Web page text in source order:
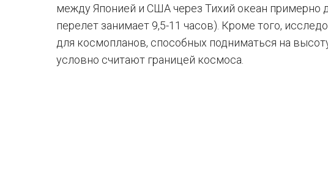
между Японией и США через Тихий океан примерно
перелет занимает 9,5-11 часов). Кроме того,
для космопланов, способных подниматься на
условно считают границей космоса.